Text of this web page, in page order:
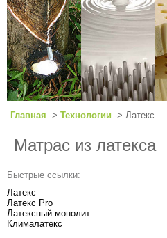
Главная -> Технологии -> Латекс
Матрас из латекса
Быстрые ссылки:
Латекс
Латекс Pro
Латексный монолит
Клималатекс